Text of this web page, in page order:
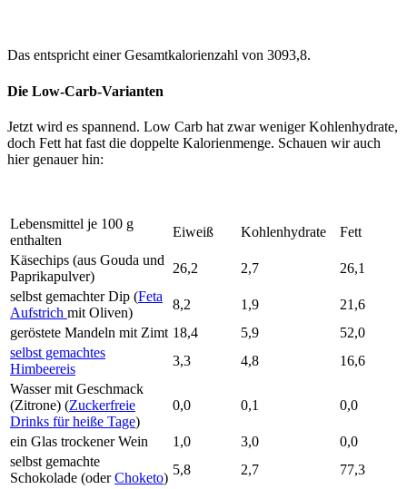
Das entspricht einer Gesamtkalorienzahl von 3093,8.
Die Low-Carb-Varianten
Jetzt wird es spannend. Low Carb hat zwar weniger Kohlenhydrate,
doch Fett hat fast die doppelte Kalorienmenge. Schauen wir auch
hier genauer hin:
Lebensmittel je 100 g
enthalten
Eiweiß Kohlenhydrate
Fett
Käsechips (aus Gouda und
Paprikapulver)
26,2 2,7
26,1
selbst gemachter Dip (Feta
Aufstrich mit Oliven)
8,2 1,9
21,6
geröstete Mandeln mit Zimt 18,4 5,9
52,0
selbst gemachtes
Himbeereis
3,3 4,8
16,6
Wasser mit Geschmack
(Zitrone) (Zuckerfreie
Drinks für heiße Tage)
0,0 0,1 0,0
ein Glas trockener Wein 1,0 3,0
0,0
selbst gemachte
Schokolade (oderChoketo)
5,8 2,7
77,3